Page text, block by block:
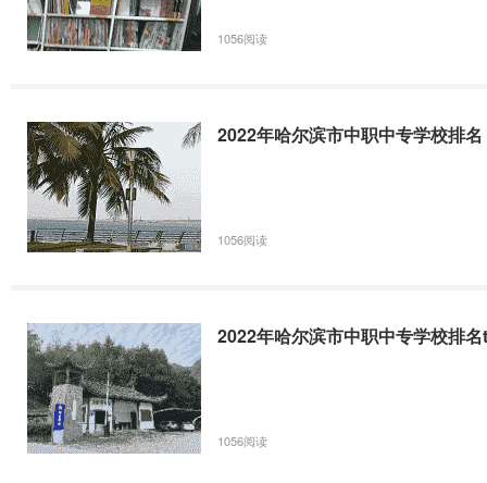
1056阅读
2022年哈尔滨市中职中专学校排名
1056阅读
2022年哈尔滨市中职中专学校排
1056阅读